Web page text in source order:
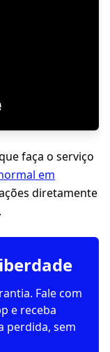
faça o serviço
em
diretamente
Fale com
e receba
perdida, sem